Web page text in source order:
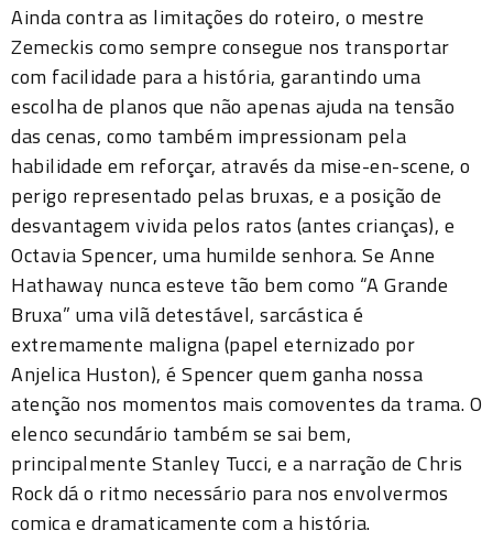
Ainda contra as limitações do roteiro, o mestre
Zemeckis como sempre consegue nos transportar
com facilidade para a história, garantindo uma
escolha de planos que não apenas ajuda na tensão
das cenas, como também impressionam pela
habilidade em reforçar, através da mise-en-scene, o
perigo representado pelas bruxas, e a posição de
desvantagem vivida pelos ratos (antes crianças), e
Octavia Spencer, uma humilde senhora. Se Anne
Hathaway nunca esteve tão bem como “A Grande
Bruxa” uma vilã detestável, sarcástica é
extremamente maligna (papel eternizado por
Anjelica Huston), é Spencer quem ganha nossa
atenção nos momentos mais comoventes da trama. O
elenco secundário também se sai bem,
principalmente Stanley Tucci, e a narração de Chris
Rock dá o ritmo necessário para nos envolvermos
comica e dramaticamente com a história.